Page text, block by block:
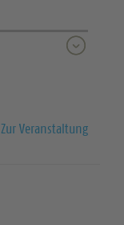
Zur Veranstaltung